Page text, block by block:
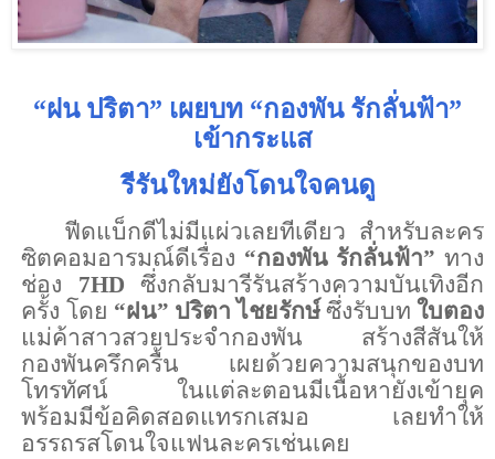
“ฝน ปริตา” เผยบท “กองพัน รักลั่นฟ้า”
เข้ากระแส
รีรันใหม่ยังโดนใจคนดู
ฟีดแบ็กดีไม่มีแผ่วเลยทีเดียว สำหรับละคร
ซิตคอมอารมณ์ดีเรื่อง “กองพัน รักลั่นฟ้า” ทาง
ช่อง 7HD
ซึ่งกลับมารีรันสร้างความบันเทิงอีก
ครั้ง โดย “ฝน” ปริตา ไชยรักษ์ซึ่งรับบท ใบตอง
แม่ค้าสาวสวยประจำกองพัน สร้างสีสันให้
กองพันครึกครื้น เผยด้วยความสนุกของบท
โทรทัศน์ ในแต่ละตอนมีเนื้อหายังเข้ายุค
พร้อมมีข้อคิดสอดแทรกเสมอ เลยทำให้
อรรถรสโดนใจแฟนละครเช่นเคย